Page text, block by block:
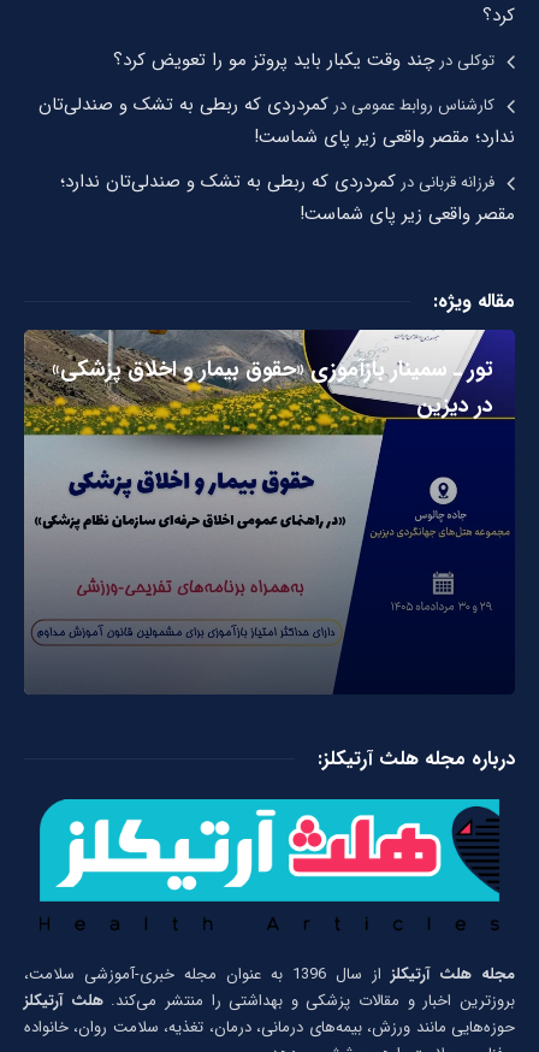
کرد؟
توکلیدرچند وقت یکبار باید پروتز مو را تعویض کرد؟
کارشناس روابط عمومیدر کمردردی که ربطی به تشک و صندلی‌تان
ندارد؛ مقصر واقعی زیر پای شماست!
فرزانه قربانیدر کمردردی که ربطی به تشک و صندلی‌تان ندارد؛
مقصر واقعی زیر پای شماست!
مقاله ویژه:
تور ـ سمینار بازآموزی «حقوق بیمار و اخلاق پزشکی»
در دیزین
درباره مجله هلث آرتیکلز:
مجله هلث آرتیکلز
از سال 1396 به عنوان مجله خبری-آموزشی سلامت،
بروزترین اخبار و مقالات پزشکی و بهداشتی را منتشر می‌کند.هلث آرتیکلز
حوزه‌هایی مانند ورزش، بیمه‌های درمانی، درمان، تغذیه، سلامت روان، خانواده